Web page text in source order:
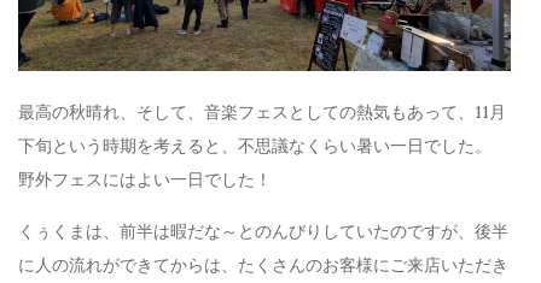
最高の秋晴れ、そして、音楽フェスとしての熱気もあって、11月
下旬という時期を考えると、不思議なくらい暑い一日でした。
野外フェスにはよい一日でした！
くぅくまは、前半は暇だな～とのんびりしていたのですが、後半
に人の流れができてからは、たくさんのお客様にご来店いただき